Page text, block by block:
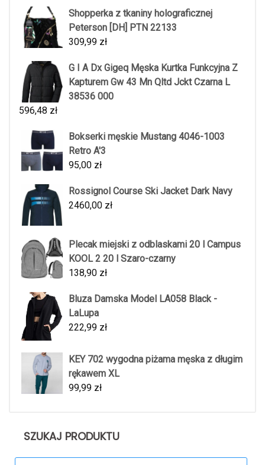
Shopperka z tkaniny holograficznej
Peterson [DH] PTN 22133
309,99 zł
G I A Dx Gigeq Męska Kurtka Funkcyjna Z
Kapturem Gw 43 Mn Qltd Jckt Czarna L
38536 000
596,48 zł
Bokserki męskie Mustang 4046-1003
Retro A'3
95,00 zł
Rossignol Course Ski Jacket Dark Navy
2460,00 zł
Plecak miejski z odblaskami 20 l Campus
KOOL 2 20 l Szaro-czarny
138,90 zł
Bluza Damska Model LA058 Black -
LaLupa
222,99 zł
KEY 702 wygodna piżama męska z długim
rękawem XL
99,99 zł
SZUKAJ PRODUKTU